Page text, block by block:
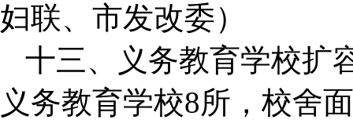
妇联、市发改委）
十三、义务教育学校扩
义务教育学校8所，校舍